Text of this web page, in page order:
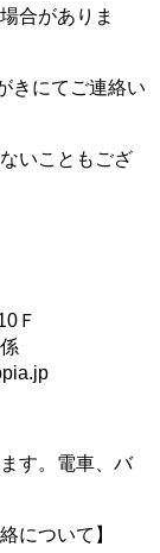
合がありま
きにてご連絡い
いこともござ
Ｆ
す。電車、バ
について】